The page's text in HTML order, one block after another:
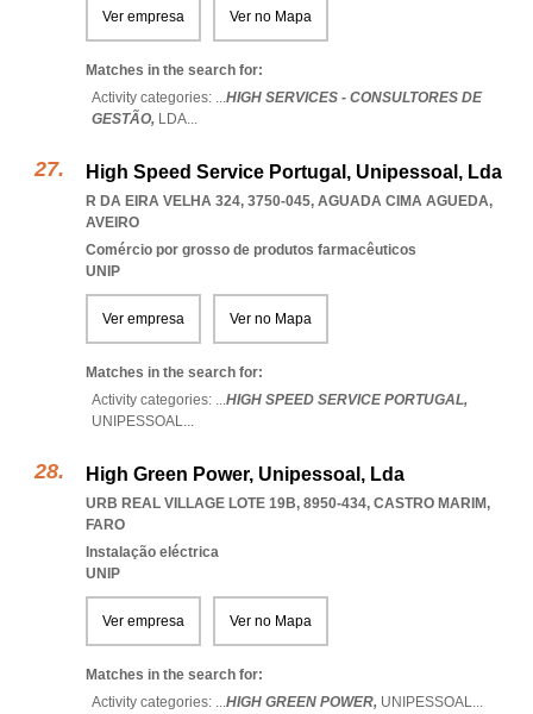
Ver empresa Ver no Mapa
Matches in the search for:
Activity categories: ...HIGH SERVICES - CONSULTORES DE
GESTÃO, LDA...
High Speed Service Portugal, Unipessoal, Lda
R DA EIRA VELHA 324, 3750-045, AGUADA CIMA AGUEDA,
AVEIRO
Comércio por grosso de produtos farmacêuticos
UNIP
Ver empresa Ver no Mapa
Matches in the search for:
Activity categories: ...HIGH SPEED SERVICE PORTUGAL,
UNIPESSOAL...
High Green Power, Unipessoal, Lda
URB REAL VILLAGE LOTE 19B, 8950-434, CASTRO MARIM,
FARO
Instalação eléctrica
UNIP
Ver empresa Ver no Mapa
Matches in the search for:
Activity categories: ...HIGH GREEN POWER, UNIPESSOAL...